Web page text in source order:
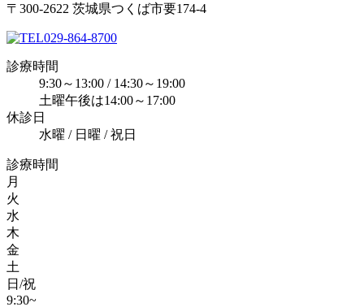
〒300-2622 茨城県つくば市要174-4
029-864-8700
診療時間
9:30～13:00 / 14:30～19:00
土曜午後は14:00～17:00
休診日
水曜 / 日曜 / 祝日
診療時間
月
火
水
木
金
土
日/祝
9:30~